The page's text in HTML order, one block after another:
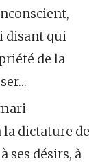
disant qui
de la
la dictature de
ses désirs, à